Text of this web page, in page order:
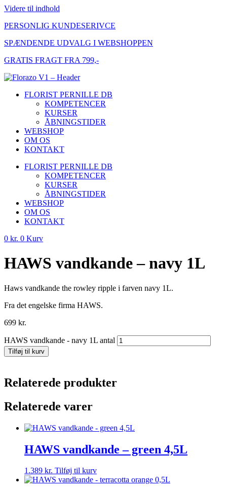
Videre til indhold
PERSONLIG KUNDESERIVCE
SPÆNDENDE UDVALG I WEBSHOPPEN
GRATIS FRAGT FRA 799,-
FLORIST PERNILLE DB
KOMPETENCER
KURSER
ÅBNINGSTIDER
WEBSHOP
OM OS
KONTAKT
FLORIST PERNILLE DB
KOMPETENCER
KURSER
ÅBNINGSTIDER
WEBSHOP
OM OS
KONTAKT
0 kr. 0 Kurv
HAWS vandkande – navy 1L
Haws vandkande the rowley ripple i farven navy 1L.
Fra det engelske firma HAWS.
699 kr.
HAWS vandkande - navy 1L antal
Tilføj til kurv
Relaterede produkter
Relaterede varer
HAWS vandkande – green 4,5L
1.389 kr. Tilføj til kurv